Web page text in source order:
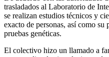
trasladados al Laboratorio de
se realizan estudios técnicos y
exacto de personas, así como
pruebas genéticas.
El colectivo hizo un llamado a